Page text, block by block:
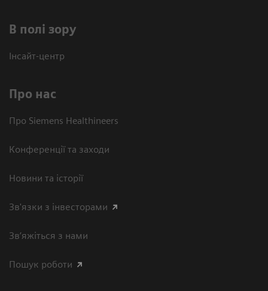
В полі зору
Інсайт-центр
Про нас
Про Siemens Healthineers
Конференції та заходи
Новини та історії
Зв'язки з інвесторами
Зв’яжіться з нами
Пошук роботи